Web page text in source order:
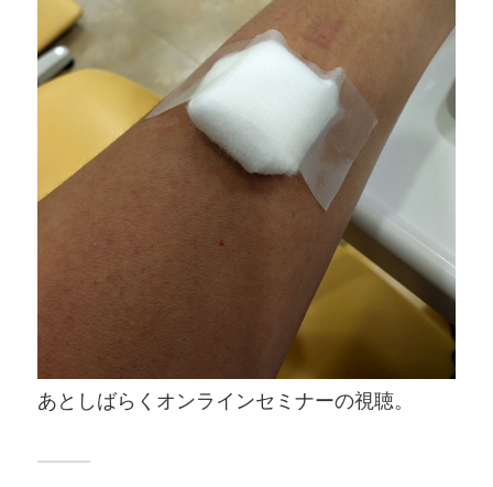
あとしばらくオンラインセミナーの視聴。